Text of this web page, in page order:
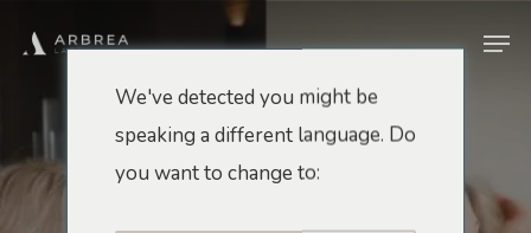
contenuto
principale
Notizie
We've detected you might be
speaking a different language. Do
you want to change to: